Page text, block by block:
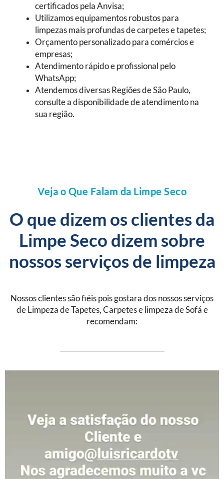
certificados pela Anvisa;
Utilizamos equipamentos robustos para
limpezas mais profundas de carpetes e tapetes;
Orçamento personalizado para comércios e
empresas;
Atendimento rápido e profissional pelo
WhatsApp;
Atendemos diversas Regiões de São Paulo,
consulte a disponibilidade de atendimento na
sua região.
Veja o Que Falam da Limpe Seco
O que dizem os clientes da
Limpe Seco dizem sobre
nossos serviços de limpeza
Nossos clientes são fiéis pois gostara dos nossos serviços
de Limpeza de Tapetes, Carpetes e limpeza de Sofá e
recomendam: